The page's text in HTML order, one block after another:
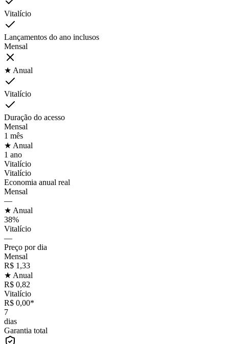
Vitalício
Lançamentos do ano inclusos
Mensal
★ Anual
Vitalício
Duração do acesso
Mensal
1 mês
★ Anual
1 ano
Vitalício
Vitalício
Economia anual real
Mensal
—
★ Anual
38%
Vitalício
—
Preço por dia
Mensal
R$ 1,33
★ Anual
R$ 0,82
Vitalício
R$ 0,00*
7
dias
Garantia total